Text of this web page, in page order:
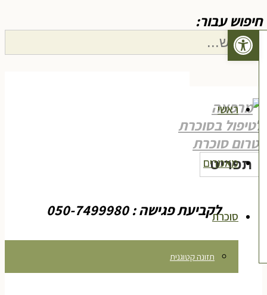
עבור:
תפריט
לקביעת פגישה : 050-7499980
ראשי
מאמרים
סוכרת
תזונה קטוגנית
פתח סרגל נגישות